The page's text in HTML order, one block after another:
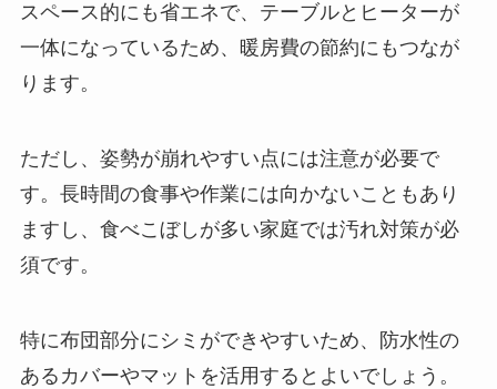
スペース的にも省エネで、テーブルとヒーターが
一体になっているため、暖房費の節約にもつなが
ります。
ただし、姿勢が崩れやすい点には注意が必要で
す。長時間の食事や作業には向かないこともあり
ますし、食べこぼしが多い家庭では汚れ対策が必
須です。
特に布団部分にシミができやすいため、防水性の
あるカバーやマットを活用するとよいでしょう。